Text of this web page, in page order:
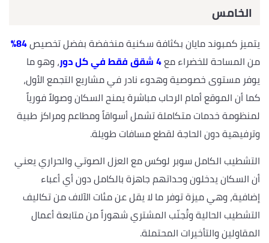
الخامس
يتميز كمبوند مايان بكثافة سكنية منخفضة بفضل تخصيص84%
من المساحة للخضراء مع4 شقق فقط في كل دور
، وهو ما
يوفر مستوى خصوصية وهدوء نادر في مشاريع التجمع الأول،
كما أن الموقع أمام الرحاب مباشرة يمنح السكان وصولاً فورياً
لمنظومة خدمات متكاملة تشمل أسواقاً ومطاعم ومراكز طبية
وترفيهية دون الحاجة لقطع مسافات طويلة.
التشطيب الكامل سوبر لوكس مع العزل الصوتي والحراري يعني
أن السكان يدخلون وحداتهم جاهزة بالكامل دون أي أعباء
إضافية، وهي ميزة توفر ما لا يقل عن مئات الآلاف من تكاليف
التشطيب الحالية وتُجنّب المشتري شهوراً من متابعة أعمال
المقاولين والتأخيرات المحتملة.